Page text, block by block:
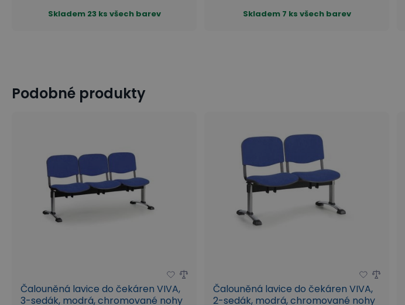
Skladem 23 ks všech barev Skladem 7 ks všech barev
Podobné produkty
Čalouněná lavice do čekáren VIVA,
3-sedák, modrá, chromované nohy
Čalouněná lavice do čekáren VIVA,
2-sedák, modrá, chromované nohy